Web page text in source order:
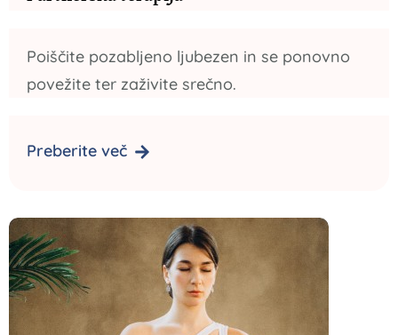
Poiščite pozabljeno ljubezen in se ponovno
povežite ter zaživite srečno.
Preberite več